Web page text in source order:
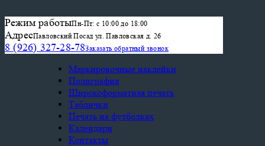
Режим работыПн-Пт: с 10:00 до 18:00
АдресПавловский Посад ул. Павловская д. 26
8 (926) 327-28-78Заказать обратный звонок
Маркировочные наклейки
Полиграфия
Широкоформатная печать
Таблички
Печать на футболках
Календари
Контакты